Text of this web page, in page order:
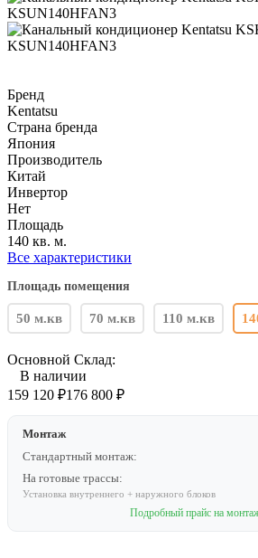
Бренд
Kentatsu
Страна бренда
Япония
Производитель
Китай
Инвертор
Нет
Площадь
140 кв. м.
Все характеристики
Площадь помещения
50 м.кв 70 м.кв 110 м.кв
Основной Склад:
В наличии
159 120 ₽176 800 ₽
Монтаж
Стандартный монтаж:
На готовые трассы:
Установка внутреннего + наружного блоков
Подробный прайс на